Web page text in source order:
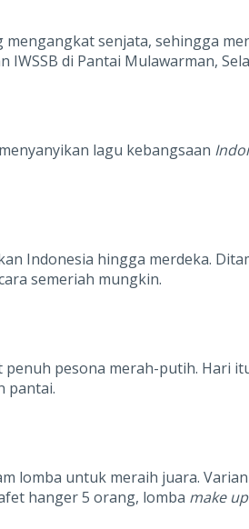
senjata, sehingga
di Pantai Mulawarman,
lagu kebangsaan
Indonesia hingga merdeka.
semeriah mungkin.
pesona merah-putih. Hari
pantai.
lomba untuk meraih juara.
hanger 5 orang, lomba make up